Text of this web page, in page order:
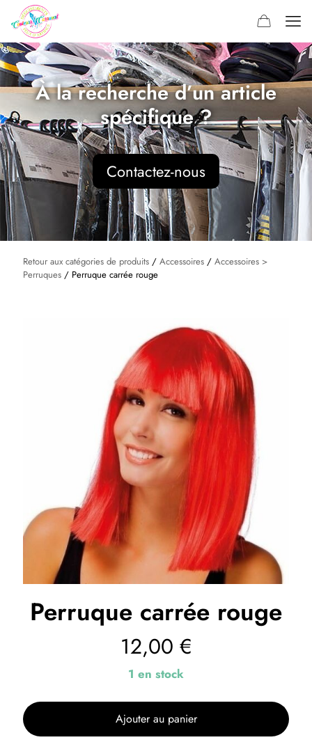
À la recherche d’un article
spécifique ?
Contactez-nous
Retour aux catégories de produits / Accessoires / Accessoires >
Perruques / Perruque carrée rouge
Perruque carrée rouge
12,00 €
1 en stock
Ajouter au panier